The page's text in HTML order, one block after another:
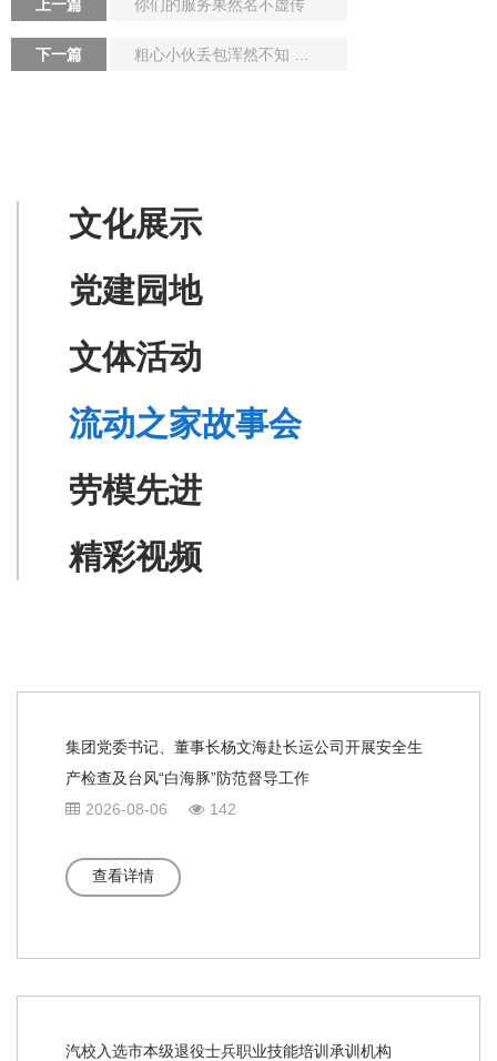
上一篇 你们的服务果然名不虚传
下一篇
文化展示
党建园地
文体活动
流动之家故事会
劳模先进
精彩视频
集团党委书记、董事长杨文海赴长运公司开展安全生
产检查及台风“白海豚”防范督导工作
2026-08-06
142
查看详情
汽校入选市本级退役士兵职业技能培训承训机构